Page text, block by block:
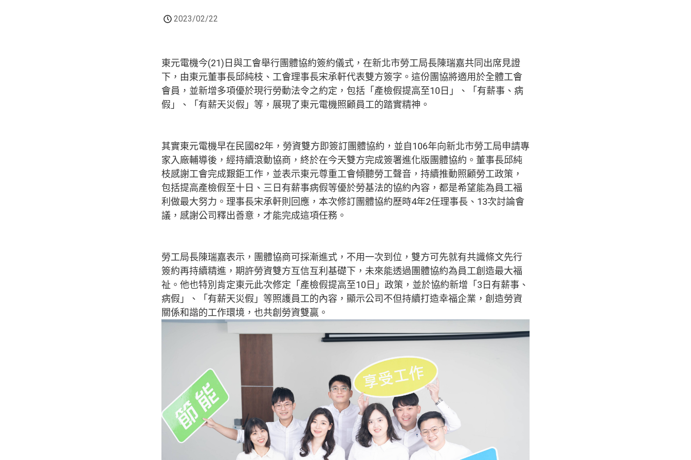
2023/02/22
東元電機今(21)日與工會舉行團體協約簽約儀式，在新北市勞工局長陳瑞嘉共同出席見證
下，由東元董事長邱純枝、工會理事長宋承軒代表雙方簽字。這份團協將適用於全體工會
會員，並新增多項優於現行勞動法令之約定，包括「產檢假提高至10日」、「有薪事、病
假」、「有薪天災假」等，展現了東元電機照顧員工的踏實精神。
其實東元電機早在民國82年，勞資雙方即簽訂團體協約，並自106年向新北市勞工局申請專
家入廠輔導後，經持續滾動協商，終於在今天雙方完成簽署進化版團體協約。董事長邱純
枝感謝工會完成艱鉅工作，並表示東元尊重工會傾聽勞工聲音，持續推動照顧勞工政策，
包括提高產檢假至十日、三日有薪事病假等優於勞基法的協約內容，都是希望能為員工福
利做最大努力。理事長宋承軒則回應，本次修訂團體協約歷時4年2任理事長、13次討論會
議，感謝公司釋出善意，才能完成這項任務。
勞工局長陳瑞嘉表示，團體協商可採漸進式，不用一次到位，雙方可先就有共識條文先行
簽約再持續精進，期許勞資雙方互信互利基礎下，未來能透過團體協約為員工創造最大福
祉。他也特別肯定東元此次修定「產檢假提高至10日」政策，並於協約新增「3日有薪事、
病假」、「有薪天災假」等照護員工的內容，顯示公司不但持續打造幸福企業，創造勞資
關係和諧的工作環境，也共創勞資雙贏。